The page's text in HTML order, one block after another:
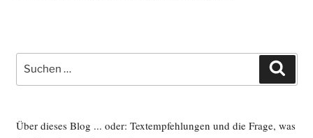
Suche
nach:
Über dieses Blog ... oder: Textempfehlungen und die Frage, was